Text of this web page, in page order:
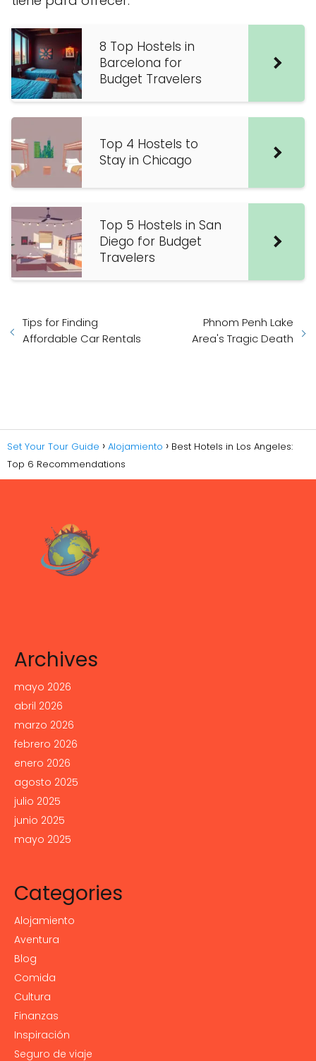
8 Top Hostels in
Barcelona for
Budget Travelers
Top 4 Hostels to
Stay in Chicago
Top 5 Hostels in San
Diego for Budget
Travelers
Tips for Finding
Affordable Car Rentals
Phnom Penh Lake
Area's Tragic Death
Set Your Tour Guide Alojamiento
Best Hotels in Los Angeles:
Top 6 Recommendations
Archives
mayo 2026
abril 2026
marzo 2026
febrero 2026
enero 2026
agosto 2025
julio 2025
junio 2025
mayo 2025
Categories
Alojamiento
Aventura
Blog
Comida
Cultura
Finanzas
Inspiración
Seguro de viaje